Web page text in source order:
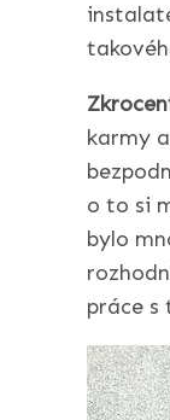
karmy
o to si
bylo
práce